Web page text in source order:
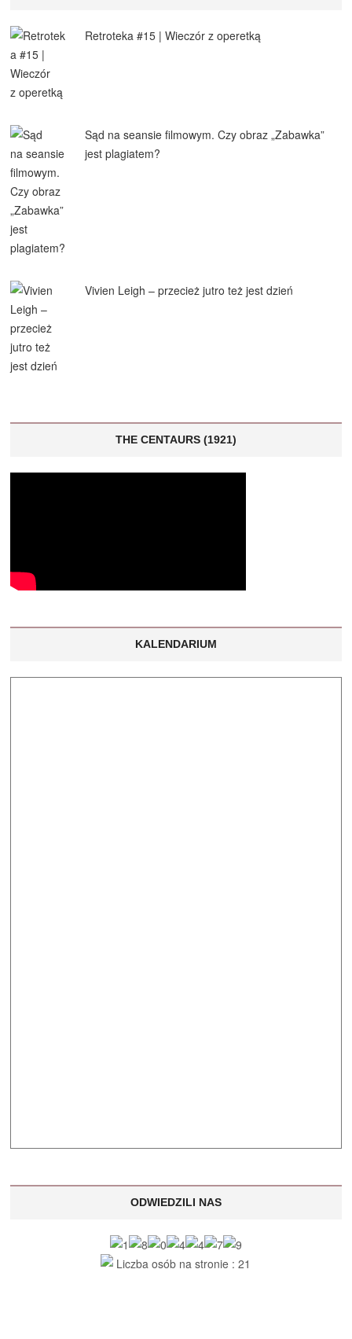
Retroteka #15 | Wieczór z operetką
Sąd na seansie filmowym. Czy obraz „Zabawka”
jest plagiatem?
Vivien Leigh – przecież jutro też jest dzień
THE CENTAURS (1921)
KALENDARIUM
ODWIEDZILI NAS
Liczba osób na stronie : 21